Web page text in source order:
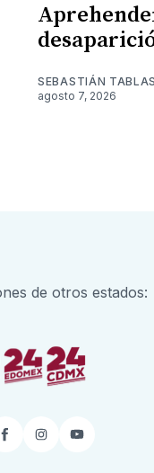
SEBASTIÁN TABLAS
agosto 7, 2026
de otros estados:
Facebook
InstagramYouTube